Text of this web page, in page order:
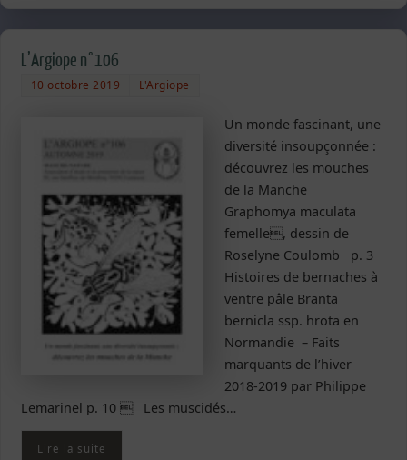
L’Argiope n°106
10 octobre 2019 L'Argiope
Un monde fascinant, une
diversité insoupçonnée :
découvrez les mouches
de la Manche
Graphomya maculata
femelle, dessin de
Roselyne Coulomb p. 3
Histoires de bernaches à
ventre pâle Branta
bernicla ssp. hrota en
Normandie – Faits
marquants de l’hiver
2018-2019 par Philippe
Lemarinel p. 10  Les muscidés…
Lire la suite